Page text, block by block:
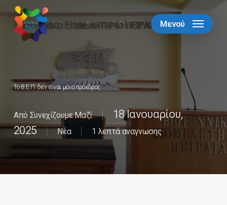
Μενού
Το Β.Ε.Π. δεν είναι μόνο πρόεδρος
Από Συνεχίζουμε Μαζί
18 Ιανουαρίου,
2025
Νέα 1 λεπτά αναγνωσης
Close